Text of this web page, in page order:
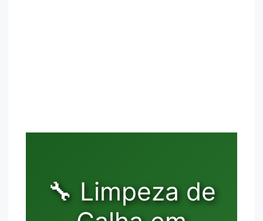
🔧 Limpeza de